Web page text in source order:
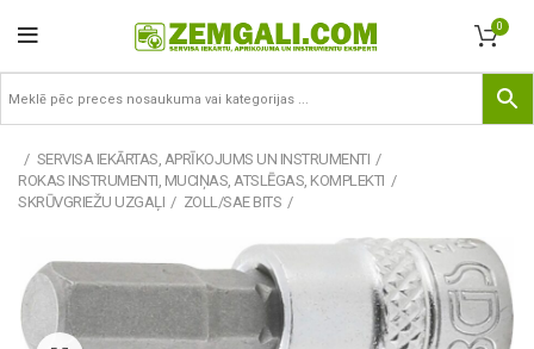
0
SERVISA IEKĀRTAS, APRĪKOJUMS UN INSTRUMENTI
ROKAS INSTRUMENTI, MUCIŅAS, ATSLĒGAS, KOMPLEKTI
SKRŪVGRIEŽU UZGAĻI
ZOLL/SAE BITS